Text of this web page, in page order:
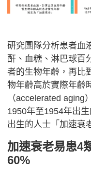
研究團隊分析患者血
酐、血糖、淋巴球百
者的生物年齡，再比
物年齡高於實際年齡
（accelerated aging
1950年至1954年出
出生的人士「加速衰
加速衰老易患4
60%